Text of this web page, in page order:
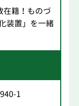
籍！ものづ
装置」を一緒
1